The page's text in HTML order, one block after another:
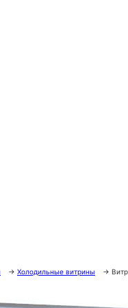
→ Холодильные витрины →